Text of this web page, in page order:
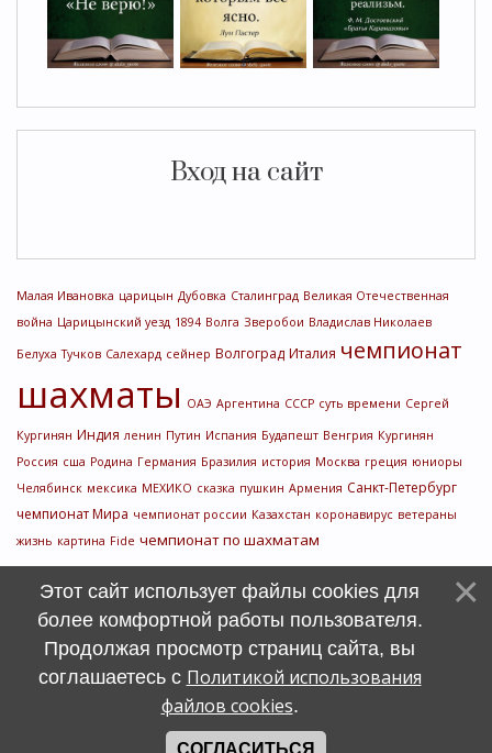
Вход на сайт
Малая Ивановка царицын Дубовка Сталинград Великая Отечественная
война Царицынский уезд 1894 Волга Зверобои Владислав Николаев
Белуха Тучков Салехард сейнер Волгоград Италия чемпионат
шахматы ОАЭ Аргентина СССР суть времени Сергей
Кургинян Индия ленин Путин Испания Будапешт Венгрия Кургинян
Россия сша Родина Германия Бразилия история Москва греция юниоры
Челябинск мексика МЕХИКО сказка пушкин Армения Санкт-Петербург
чемпионат Мира чемпионат россии Казахстан коронавирус ветераны
жизнь картина Fide чемпионат по шахматам
Этот сайт использует файлы cookies для
более комфортной работы пользователя.
Продолжая просмотр страниц сайта, вы
соглашаетесь с Политикой использования
файлов cookies.
СОГЛАСИТЬСЯ